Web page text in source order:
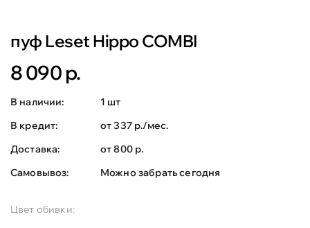
пуф Leset Hippo COMBI
8 090 р.
В наличии:
1 шт
В кредит:
от 337 р./мес.
Доставка:
от 800 р.
Самовывоз:
Можно забрать сегодня
Цвет обивки: